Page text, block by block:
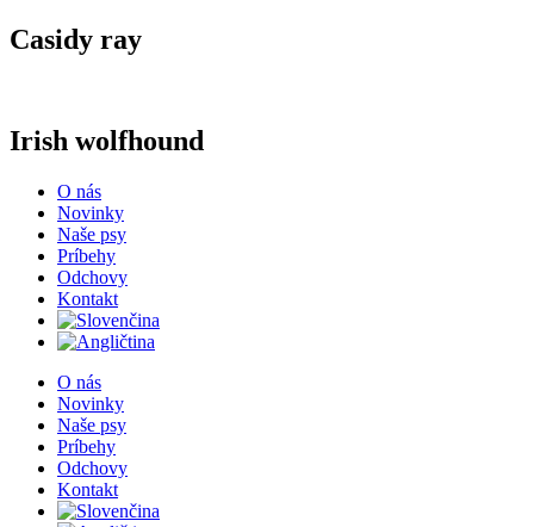
Casidy ray
Irish wolfhound
O nás
Novinky
Naše psy
Príbehy
Odchovy
Kontakt
O nás
Novinky
Naše psy
Príbehy
Odchovy
Kontakt